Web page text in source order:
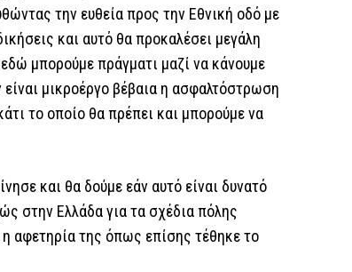
την ευθεία προς την Εθνική οδό με
και αυτό θα προκαλέσει μεγάλη
μπορούμε πράγματι μαζί να κάνουμε
μικροέργο βέβαια η ασφαλτόστρωση
το οποίο θα πρέπει και μπορούμε να
και θα δούμε εάν αυτό είναι δυνατό
στην Ελλάδα για τα σχέδια πόλης
η αφετηρία της όπως επίσης τέθηκε το